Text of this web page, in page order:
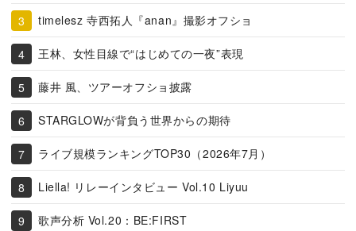
timelesz 寺西拓人『anan』撮影オフショ
王林、女性目線で“はじめての一夜”表現
藤井 風、ツアーオフショ披露
STARGLOWが背負う世界からの期待
ライブ規模ランキングTOP30（2026年7月）
Liella! リレーインタビュー Vol.10 Liyuu
歌声分析 Vol.20：BE:FIRST